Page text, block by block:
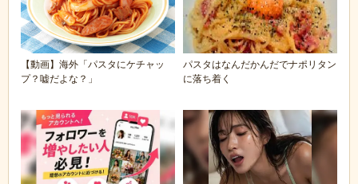
【動画】海外「パスタにケチャッ
プ？嘘だよな？」
パスタはなんだかんだでナポリタン
に落ち着く